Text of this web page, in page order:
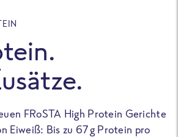
FRoSTA High Protein Gerichte
Eiweiß: Bis zu 67 g Protein pro